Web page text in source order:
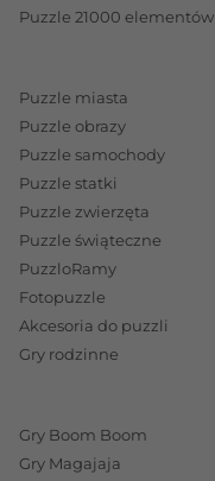
Puzzle 21000 elementów
Puzzle miasta
Puzzle obrazy
Puzzle samochody
Puzzle statki
Puzzle zwierzęta
Puzzle świąteczne
PuzzloRamy
Fotopuzzle
Akcesoria do puzzli
Gry rodzinne
Gry Boom Boom
Gry Magajaja